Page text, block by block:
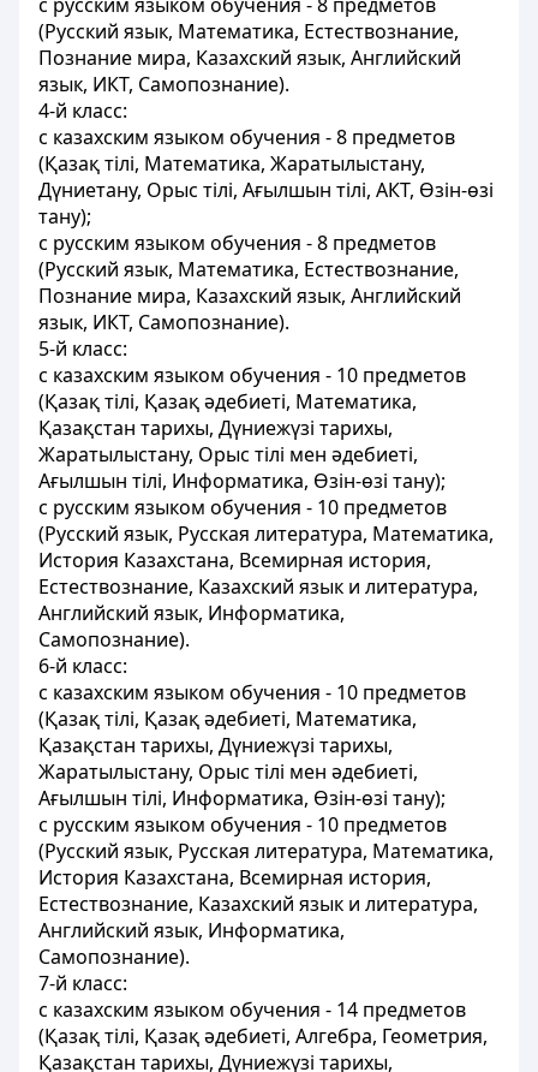
(Русский язык, Математика, Естествознание,
Познание мира, Казахский язык, Английский
язык, ИКТ, Самопознание).
4-й класс:
с казахским языком обучения - 8 предметов
(Қазақ тілі, Математика, Жаратылыстану,
Дүниетану, Орыс тілі, Ағылшын тілі, АКТ, Өзін-өзі
тану);
с русским языком обучения - 8 предметов
(Русский язык, Математика, Естествознание,
Познание мира, Казахский язык, Английский
язык, ИКТ, Самопознание).
5-й класс:
с казахским языком обучения - 10 предметов
(Қазақ тілі, Қазақ әдебиеті, Математика,
Қазақстан тарихы, Дүниежүзі тарихы,
Жаратылыстану, Орыс тілі мен әдебиетi,
Ағылшын тілі, Информатика, Өзін-өзі тану);
с русским языком обучения - 10 предметов
(Русский язык, Русская литература, Математика,
История Казахстана, Всемирная история,
Естествознание, Казахский язык и литература,
Английский язык, Информатика,
Самопознание).
6-й класс:
с казахским языком обучения - 10 предметов
(Қазақ тілі, Қазақ әдебиеті, Математика,
Қазақстан тарихы, Дүниежүзі тарихы,
Жаратылыстану, Орыс тілі мен әдебиетi,
Ағылшын тілі, Информатика, Өзін-өзі тану);
с русским языком обучения - 10 предметов
(Русский язык, Русская литература, Математика,
История Казахстана, Всемирная история,
Естествознание, Казахский язык и литература,
Английский язык, Информатика,
Самопознание).
7-й класс:
с казахским языком обучения - 14 предметов
(Қазақ тілі, Қазақ әдебиеті, Алгебра, Геометрия,
Қазақстан тарихы, Дүниежүзі тарихы,